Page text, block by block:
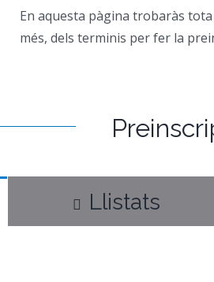
En aquesta pàgina trobaràs
més, dels terminis per fer la
Llistats